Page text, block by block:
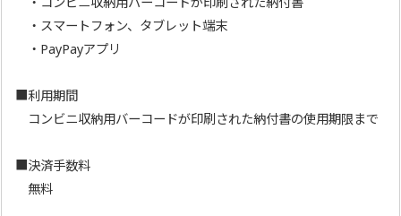
・スマートフォン、タブレット端末
・PayPayアプリ
■利用期間
コンビニ収納用バーコードが印刷された納付書の使用期限まで
■決済手数料
無料